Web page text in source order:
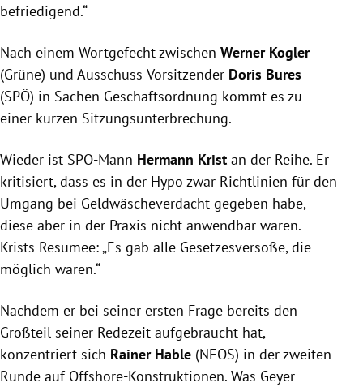
befriedigend.“
Nach einem Wortgefecht zwischen Werner Kogler
(Grüne) und Ausschuss-Vorsitzender Doris Bures
(SPÖ) in Sachen Geschäftsordnung kommt es zu
einer kurzen Sitzungsunterbrechung.
Wieder ist SPÖ-Mann Hermann Krist an der Reihe. Er
kritisiert, dass es in der Hypo zwar Richtlinien für den
Umgang bei Geldwäscheverdacht gegeben habe,
diese aber in der Praxis nicht anwendbar waren.
Krists Resümee: „Es gab alle Gesetzesversöße, die
möglich waren.“
Nachdem er bei seiner ersten Frage bereits den
Großteil seiner Redezeit aufgebraucht hat,
konzentriert sich Rainer Hable (NEOS) in der zweiten
Runde auf Offshore-Konstruktionen. Was Geyer